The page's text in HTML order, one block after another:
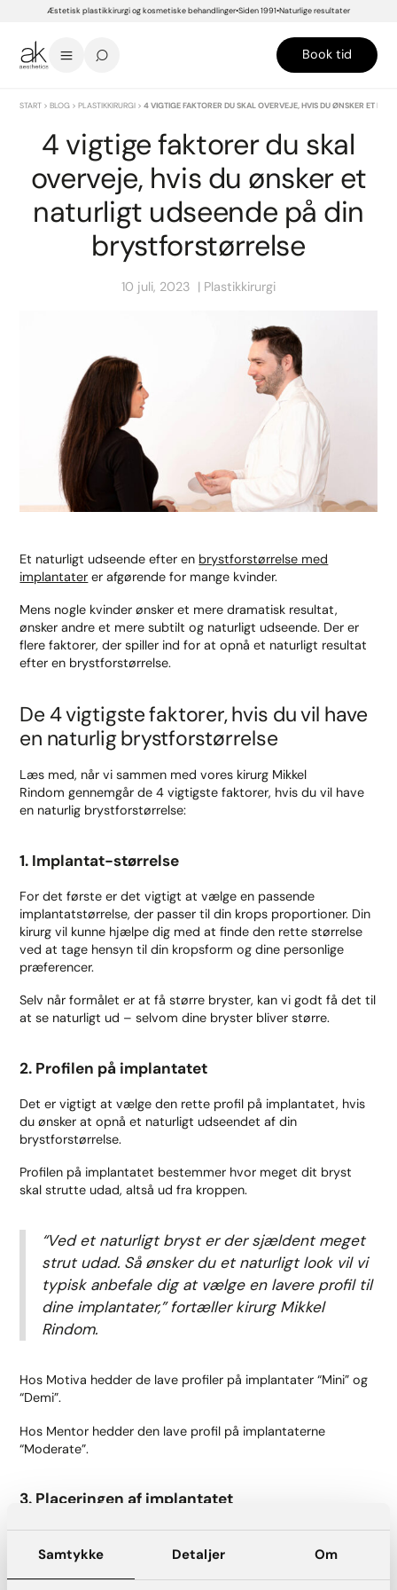
Samtykke Detaljer Om
Æstetisk plastikkirurgi og kosmetiske behandlinger Siden 1991 Naturlige resultater
Book tid
START >BLOG >PLASTIKKIRURGI >4 VIGTIGE FAKTORER DU SKAL OVERVEJE, HVIS DU ØNSKER ET
4 vigtige faktorer du skal
overveje, hvis du ønsker et
naturligt udseende på din
brystforstørrelse
10 juli, 2023 Plastikkirurgi
Et naturligt udseende efter en brystforstørrelse med
implantater er afgørende for mange kvinder.
Mens nogle kvinder ønsker et mere dramatisk resultat,
ønsker andre et mere subtilt og naturligt udseende. Der er
flere faktorer, der spiller ind for at opnå et naturligt resultat
efter en brystforstørrelse.
De 4 vigtigste faktorer, hvis du vil have
en naturlig brystforstørrelse
Læs med, når vi sammen med vores kirurg Mikkel
Rindom gennemgår de 4 vigtigste faktorer, hvis du vil have
en naturlig brystforstørrelse:
1. Implantat-størrelse
For det første er det vigtigt at vælge en passende
implantatstørrelse, der passer til din krops proportioner. Din
kirurg vil kunne hjælpe dig med at finde den rette størrelse
ved at tage hensyn til din kropsform og dine personlige
præferencer.
Selv når formålet er at få større bryster, kan vi godt få det til
at se naturligt ud – selvom dine bryster bliver større.
2. Profilen på implantatet
Det er vigtigt at vælge den rette profil på implantatet, hvis
du ønsker at opnå et naturligt udseendet af din
brystforstørrelse.
Profilen på implantatet bestemmer hvor meget dit bryst
skal strutte udad, altså ud fra kroppen.
“Ved et naturligt bryst er der sjældent meget
strut udad. Så ønsker du et naturligt look vil vi
typisk anbefale dig at vælge en lavere profil til
dine implantater,”fortæller kirurg Mikkel
Rindom.
Hos Motiva hedder de lave profiler på implantater “Mini” og
“Demi”.
Hos Mentor hedder den lave profil på implantaterne
“Moderate”.
3. Placeringen af implantatet
For det tredje er placeringen af implantaterne afgørende for
at opnå et naturligt resultat.
Placeringen af implantaterne afhænger af din kropsbygning